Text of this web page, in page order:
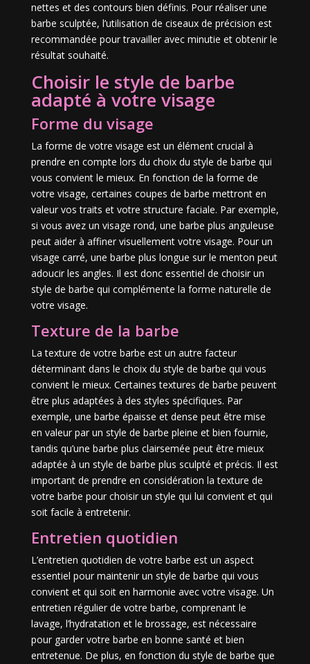
nettes et des contours bien définis. Pour réaliser une
barbe sculptée, l’utilisation de ciseaux de précision est
recommandée pour travailler avec minutie et obtenir le
résultat souhaité.
Choisir le style de barbe
adapté à votre visage
Forme du visage
La forme de votre visage est un élément crucial à
prendre en compte lors du choix du style de barbe qui
vous convient le mieux. En fonction de la forme de
votre visage, certaines coupes de barbe mettront en
valeur vos traits et votre structure faciale. Par exemple,
si vous avez un visage rond, une barbe plus anguleuse
peut aider à affiner visuellement votre visage. Pour un
visage carré, une barbe plus longue sur le menton peut
adoucir les angles. Il est donc essentiel de choisir un
style de barbe qui complémente la forme naturelle de
votre visage.
Texture de la barbe
La texture de votre barbe est un autre facteur
déterminant dans le choix du style de barbe qui vous
convient le mieux. Certaines textures de barbe peuvent
être plus adaptées à des styles spécifiques. Par
exemple, une barbe épaisse et dense peut être mise
en valeur par un style de barbe pleine et bien fournie,
tandis qu’une barbe plus clairsemée peut être mieux
adaptée à un style de barbe plus sculpté et précis. Il est
important de prendre en considération la texture de
votre barbe pour choisir un style qui lui convient et qui
soit facile à entretenir.
Entretien quotidien
L’entretien quotidien de votre barbe est un aspect
essentiel pour maintenir un style de barbe qui vous
convient et qui soit en harmonie avec votre visage. Un
entretien régulier de votre barbe, comprenant le
lavage, l’hydratation et le brossage, est nécessaire
pour garder votre barbe en bonne santé et bien
entretenue. De plus, en fonction du style de barbe que